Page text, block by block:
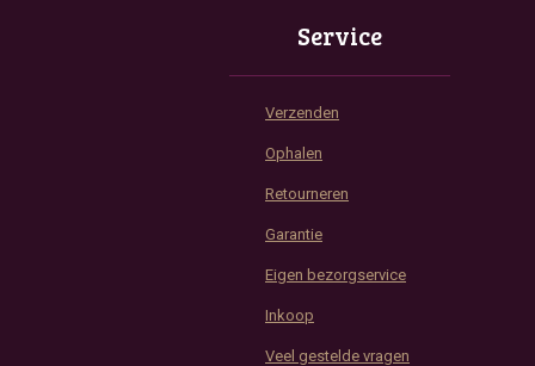
Service
Verzenden
Ophalen
Retourneren
Garantie
Eigen bezorgservice
Inkoop
Veel gestelde vragen